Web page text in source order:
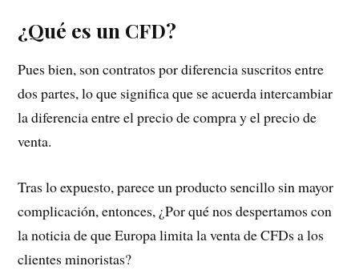
¿Qué es un CFD?
Pues bien, son contratos por diferencia suscritos entre
dos partes, lo que significa que se acuerda intercambiar
la diferencia entre el precio de compra y el precio de
venta.
Tras lo expuesto, parece un producto sencillo sin mayor
complicación, entonces, ¿Por qué nos despertamos con
la noticia de que Europa limita la venta de CFDs a los
clientes minoristas?